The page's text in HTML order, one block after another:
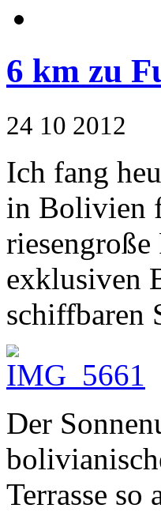
6 km zu
24 10 2012
Ich fang
in Bolivien
exklusiven
schiffbaren
Der
Terrasse so